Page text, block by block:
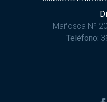
Mañosca Nº
Teléfono: